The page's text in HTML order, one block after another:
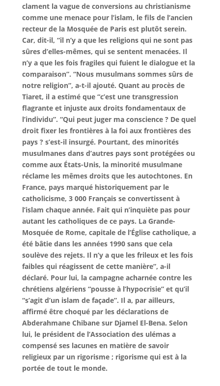
clament la vague de conversions au christianisme
comme une menace pour l’islam, le fils de l’ancien
recteur de la Mosquée de Paris est plutôt serein.
Car, dit-il, “il n’y a que les religions qui ne sont pas
sûres d’elles-mêmes, qui se sentent menacées. Il
n’y a que les fois fragiles qui fuient le dialogue et la
comparaison”. “Nous musulmans sommes sûrs de
notre religion”, a-t-il ajouté. Quant au procès de
Tiaret, il a estimé que “c’est une transgression
flagrante et injuste aux droits fondamentaux de
l’individu”. “Qui peut juger ma conscience ? De quel
droit fixer les frontières à la foi aux frontières des
pays ? s’est-il insurgé. Pourtant, des minorités
musulmanes dans d’autres pays sont protégées ou
comme aux États-Unis, la minorité musulmane
réclame les mêmes droits que les autochtones. En
France, pays marqué historiquement par le
catholicisme, 3 000 Français se convertissent à
l’islam chaque année. Fait qui n’inquiète pas pour
autant les catholiques de ce pays. La Grande-
Mosquée de Rome, capitale de l’Église catholique, a
été bâtie dans les années 1990 sans que cela
soulève des rejets. Il n’y a que les frileux et les fois
faibles qui réagissent de cette manière”, a-il
déclaré. Pour lui, la campagne acharnée contre les
chrétiens algériens “pousse à l’hypocrisie” et qu’il
“s’agit d’un islam de façade”. Il a, par ailleurs,
affirmé être choqué par les déclarations de
Abderahmane Chibane sur Djamel El-Bena. Selon
lui, le président de l’Association des ulémas a
compensé ses lacunes en matière de savoir
religieux par un rigorisme ; rigorisme qui est à la
portée de tout le monde.